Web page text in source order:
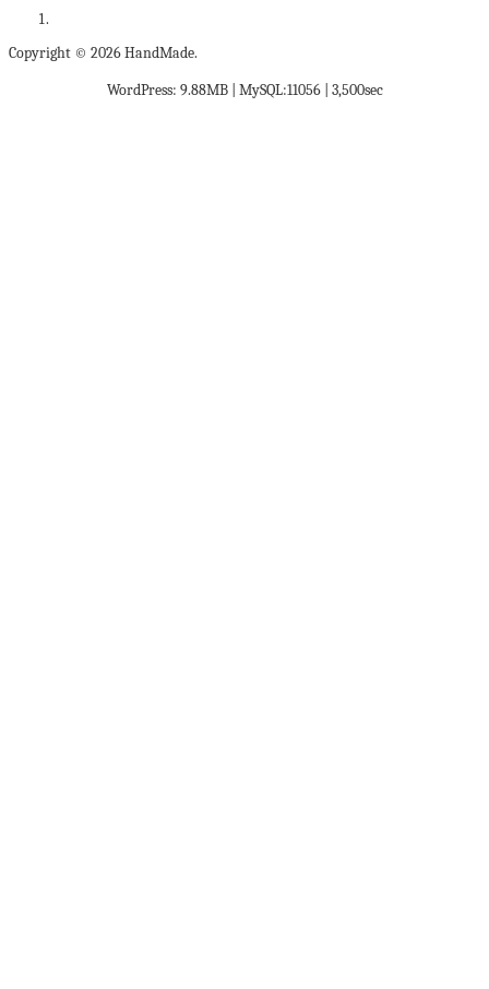
Copyright © 2026 HandMade.
WordPress: 9.88MB | MySQL:11056 | 3,500sec